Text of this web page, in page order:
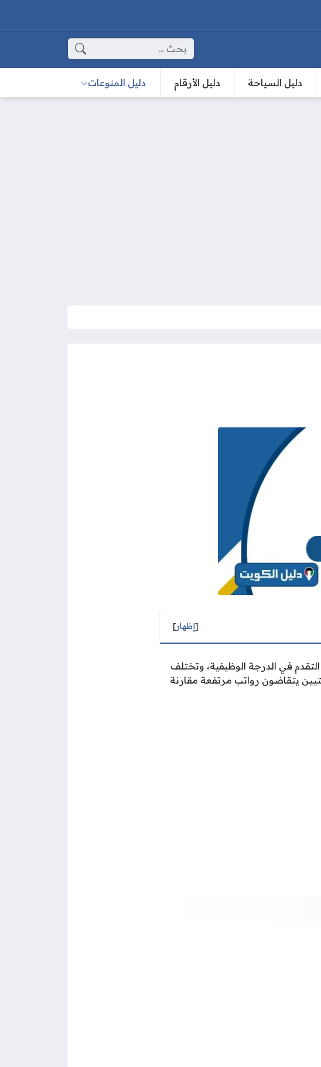
البحث عن:
دليل السياحة دليل الأرقام دليل المنوعات
[إظهار]
في الدرجة الوظيفية، وتختلف
يتقاضون رواتب مرتفعة مقارنة